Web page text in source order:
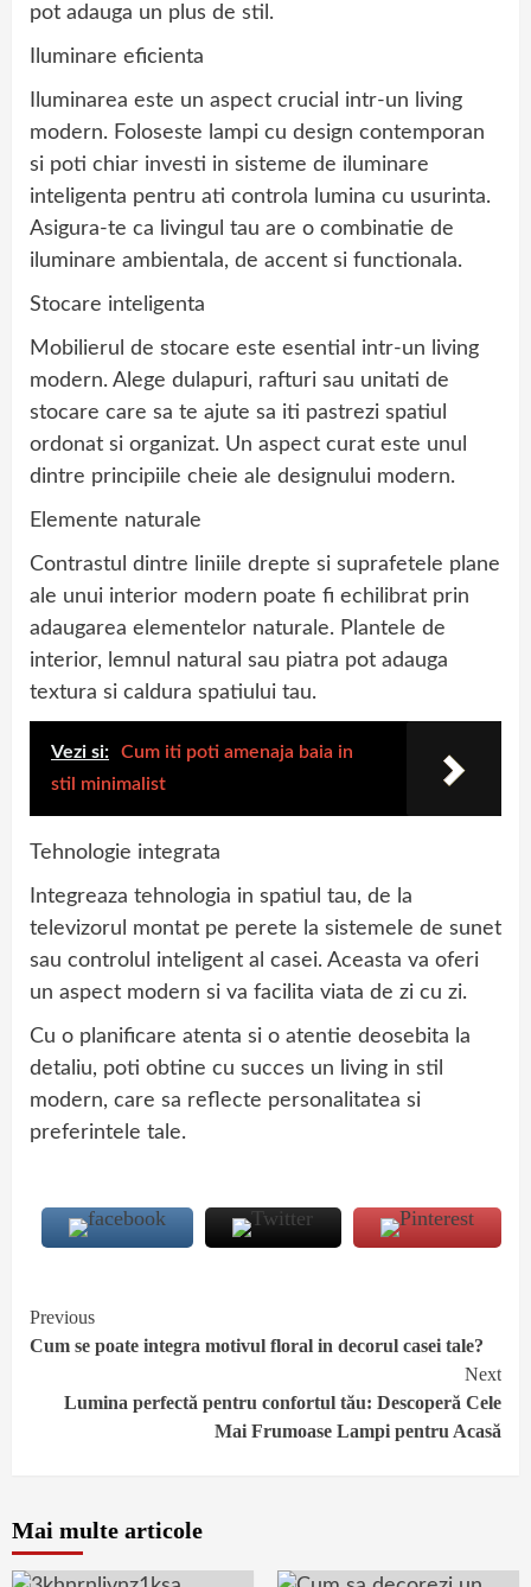
pot adauga un plus de stil.
Iluminare eficienta
Iluminarea este un aspect crucial intr-un living
modern. Foloseste lampi cu design contemporan
si poti chiar investi in sisteme de iluminare
inteligenta pentru ati controla lumina cu usurinta.
Asigura-te ca livingul tau are o combinatie de
iluminare ambientala, de accent si functionala.
Stocare inteligenta
Mobilierul de stocare este esential intr-un living
modern. Alege dulapuri, rafturi sau unitati de
stocare care sa te ajute sa iti pastrezi spatiul
ordonat si organizat. Un aspect curat este unul
dintre principiile cheie ale designului modern.
Elemente naturale
Contrastul dintre liniile drepte si suprafetele plane
ale unui interior modern poate fi echilibrat prin
adaugarea elementelor naturale. Plantele de
interior, lemnul natural sau piatra pot adauga
textura si caldura spatiului tau.
Vezi si:
Cum iti poti amenaja baia in
stil minimalist
Tehnologie integrata
Integreaza tehnologia in spatiul tau, de la
televizorul montat pe perete la sistemele de sunet
sau controlul inteligent al casei. Aceasta va oferi
un aspect modern si va facilita viata de zi cu zi.
Cu o planificare atenta si o atentie deosebita la
detaliu, poti obtine cu succes un living in stil
modern, care sa reflecte personalitatea si
preferintele tale.
Continue
Reading
Previous
Cum se poate integra motivul floral in decorul casei tale?
Next
Lumina perfectă pentru confortul tău: Descoperă Cele
Mai Frumoase Lampi pentru Acasă
Mai multe articole